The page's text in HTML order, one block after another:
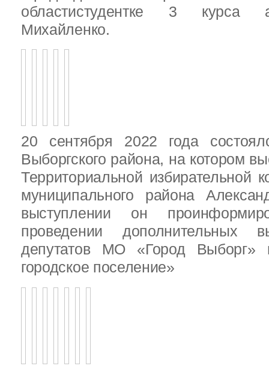
областистудентке 3 курса
Михайленко.
20 сентября 2022 года
Выборгского района, на котором
Территориальной избирательной
муниципального района
выступлении он
проведении дополнительных
депутатов МО «Город
городское поселение»